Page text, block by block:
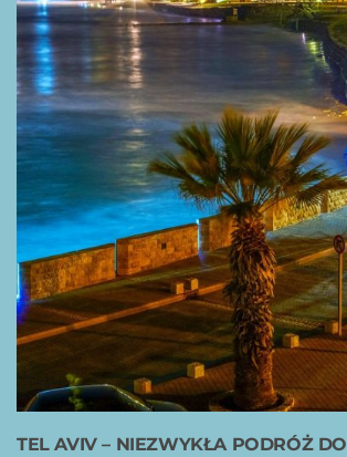
TEL AVIV – NIEZWYKŁA PODRÓŻ DO